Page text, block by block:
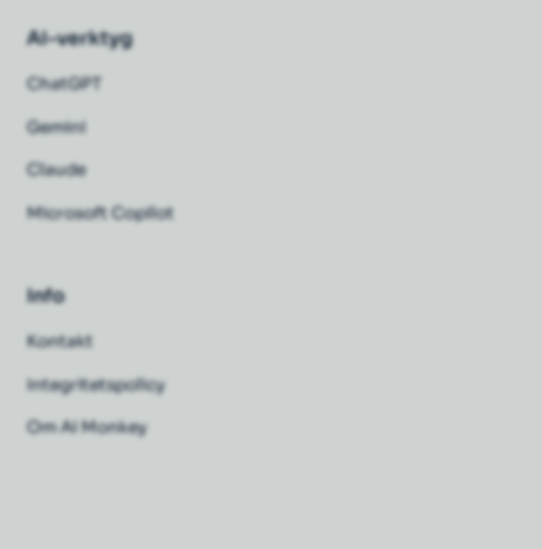
AI-verktyg
ChatGPT
Gemini
Claude
Microsoft Copilot
Info
Kontakt
Integritetspolicy
Om AI Monkey